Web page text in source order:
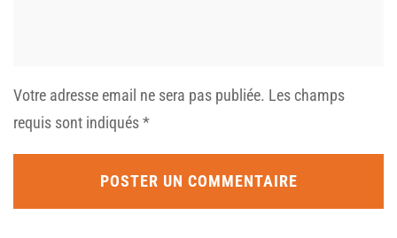
Votre adresse email ne sera pas publiée. Les champs
requis sont indiqués*